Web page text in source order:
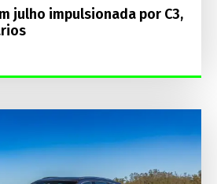
julho impulsionada por C3,